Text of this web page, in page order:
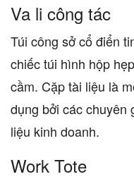
Va li công tác
Túi công sở cổ điển
chiếc túi hình hộp
cầm. Cặp tài liệu là
dụng bởi các chuyên
liệu kinh doanh.
Work Tote